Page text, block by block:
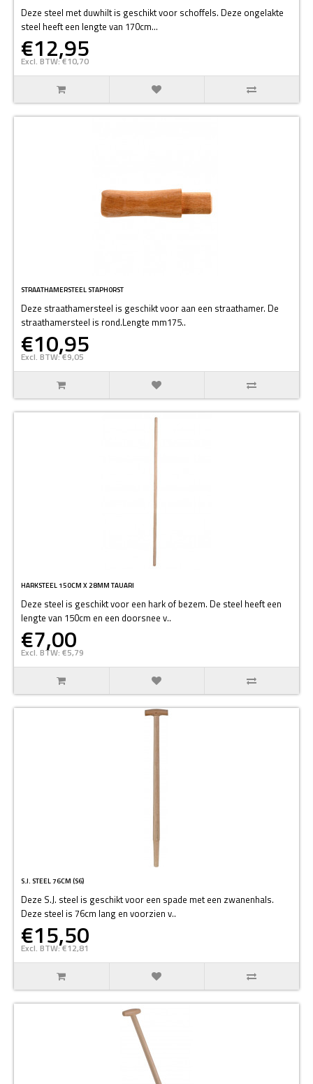
Deze steel met duwhilt is geschikt voor schoffels. Deze ongelakte
steel heeft een lengte van 170cm...
€12,95
Excl. BTW: €10,70
STRAATHAMERSTEEL STAPHORST
Deze straathamersteel is geschikt voor aan een straathamer. De
straathamersteel is rond.Lengte mm175..
€10,95
Excl. BTW: €9,05
HARKSTEEL 150CM X 28MM TAUARI
Deze steel is geschikt voor een hark of bezem. De steel heeft een
lengte van 150cm en een doorsnee v..
€7,00
Excl. BTW: €5,79
S.J. STEEL 76CM (S6)
Deze S.J. steel is geschikt voor een spade met een zwanenhals.
Deze steel is 76cm lang en voorzien v..
€15,50
Excl. BTW: €12,81